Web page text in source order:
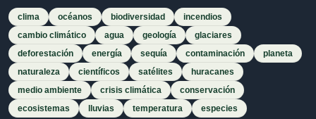
clima océanos biodiversidad
incendios
cambio climático
agua geología
glaciares
deforestación
energía sequía contaminación
planeta
naturaleza
científicos satélites
huracanes
medio ambiente
crisis climática
conservación
ecosistemas
lluvias temperatura especies